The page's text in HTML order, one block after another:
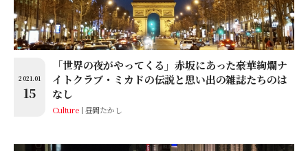
2021.01
15
「世界の夜がやってくる」赤坂にあった豪華絢爛ナ
イトクラブ・ミカドの伝説と思い出の雑誌たちのは
なし
Culture 昼間たかし